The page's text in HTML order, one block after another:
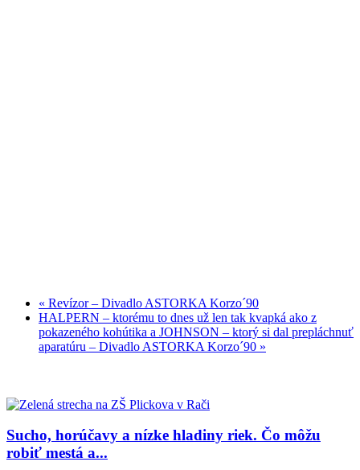
« Revízor – Divadlo ASTORKA Korzo´90
HALPERN – ktorému to dnes už len tak kvapká ako z
pokazeného kohútika a JOHNSON – ktorý si dal prepláchnuť
aparatúru – Divadlo ASTORKA Korzo´90 »
Sucho, horúčavy a nízke hladiny riek. Čo môžu
robiť mestá a...